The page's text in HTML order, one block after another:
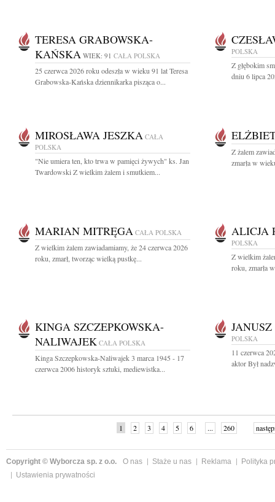
TERESA GRABOWSKA-
KAŃSKA WIEK: 91 CAŁA POLSKA
25 czerwca 2026 roku odeszła w wieku 91 lat Teresa
Grabowska-Kańska dziennikarka pisząca o...
POLSKA
Z głębokim
dniu 6 lipca
MIROSŁAWA JESZKA CAŁA
POLSKA
"Nie umiera ten, kto trwa w pamięci żywych" ks. Jan
Twardowski Z wielkim żalem i smutkiem...
Z żalem
zmarła w
MARIAN MITRĘGA CAŁA POLSKA
Z wielkim żalem zawiadamiamy, że 24 czerwca 2026
roku, zmarł, tworząc wielką pustkę...
ALICJA
POLSKA
Z wielkim
roku, zmarła
KINGA SZCZEPKOWSKA-
NALIWAJEK CAŁA POLSKA
Kinga Szczepkowska-Naliwajek 3 marca 1945 - 17
czerwca 2006 historyk sztuki, mediewistka...
POLSKA
11 czerwca
aktor Był
1 2 3 4 5 6 ... 260
Copyright © Wyborcza sp. z o.o. O nas Staże u nas Reklama
Polityka
Ustawienia prywatności